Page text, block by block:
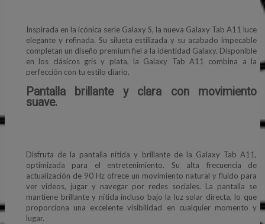
Inspirada en la icónica serie Galaxy S, la nueva Galaxy Tab A11 luce
elegante y refinada. Su silueta estilizada y su acabado impecable
completan un diseño premium fiel a la identidad Galaxy. Disponible
en los clásicos gris y plata, la Galaxy Tab A11 combina a la
perfección con tu estilo diario.
Pantalla brillante y clara con movimiento
suave.
Disfruta de la pantalla nítida y brillante de la Galaxy Tab A11,
optimizada para el entretenimiento. Su alta frecuencia de
actualización de 90 Hz ofrece un movimiento natural y fluido para
ver videos, jugar y navegar por redes sociales. La pantalla se
mantiene brillante y nítida incluso bajo la luz solar directa, lo que
proporciona una excelente visibilidad en cualquier momento y
lugar.